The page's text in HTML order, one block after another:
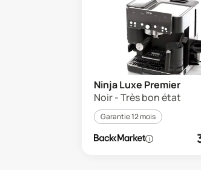
Ninja Luxe Premier
Noir - Très bon état
Garantie 12 mois